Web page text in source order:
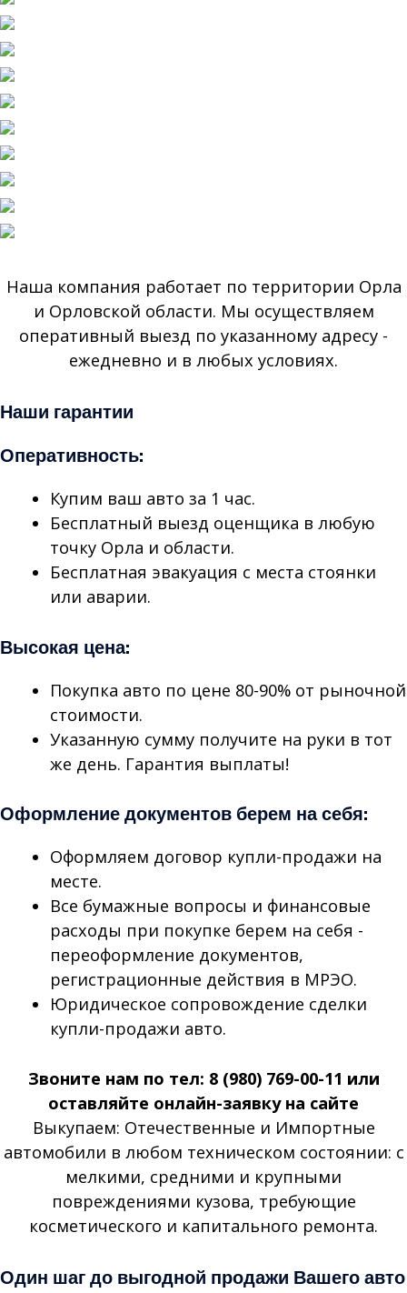
Наша компания работает по территории Орла
и Орловской области. Мы осуществляем
оперативный выезд по указанному адресу -
ежедневно и в любых условиях.
Наши гарантии
Оперативность:
Купим ваш авто за 1 час.
Бесплатный выезд оценщика в любую
точку Орла и области.
Бесплатная эвакуация с места стоянки
или аварии.
Высокая цена:
Покупка авто по цене 80-90% от рыночной
стоимости.
Указанную сумму получите на руки в тот
же день. Гарантия выплаты!
Оформление документов берем на себя:
Оформляем договор купли-продажи на
месте.
Все бумажные вопросы и финансовые
расходы при покупке берем на себя -
переоформление документов,
регистрационные действия в МРЭО.
Юридическое сопровождение сделки
купли-продажи авто.
Звоните нам по тел: 8 (980) 769-00-11 или
оставляйте онлайн-заявку на сайте
Выкупаем: Отечественные и Импортные
автомобили в любом техническом состоянии: с
мелкими, средними и крупными
повреждениями кузова, требующие
косметического и капитального ремонта.
Один шаг до выгодной продажи Вашего авто